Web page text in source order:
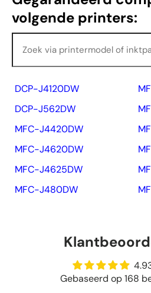
volgende printers:
DCP-J4120DW
DCP-J562DW
MFC-J4420DW
MFC-J4620DW
MFC-J4625DW
MFC-J480DW
Gebaseerd op 168